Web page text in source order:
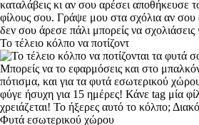
Το τέλειο κόλπο να ποτίζοντ